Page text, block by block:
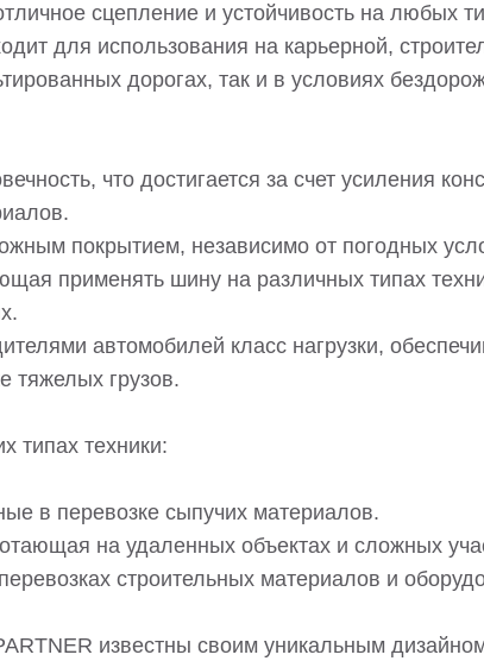
сцепление и устойчивость на любых
для использования на карьерной,
дорогах, так и в условиях
что достигается за счет усиления
покрытием, независимо от погодных
применять шину на различных типах
автомобилей класс нагрузки,
тяжелых грузов.
типах техники:
в перевозке сыпучих материалов.
на удаленных объектах и сложных
строительных материалов и
известны своим уникальным